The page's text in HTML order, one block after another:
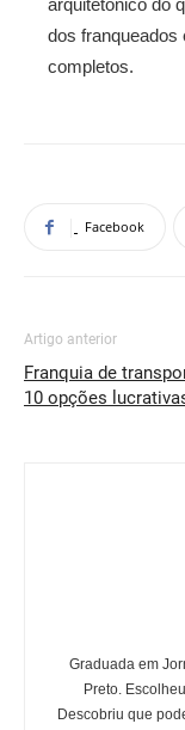
arquitetônico do
dos franqueados
completos.
Facebook
Artigo anterior
Franquia de
10 opções
Graduada em
Preto.
Descobriu que